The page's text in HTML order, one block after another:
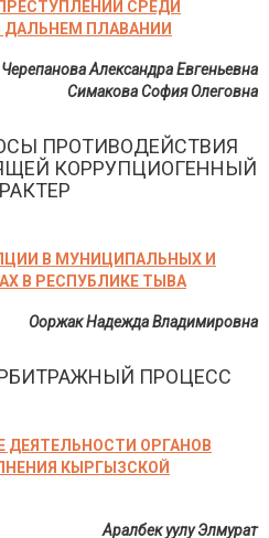
СРЕДИ
ПЛАВАНИИ
Черепанова Александра Евгеньевна
Симакова София Олеговна
ПРОТИВОДЕЙСТВИЯ
КОРРУПЦИОГЕННЫЙ
В МУНИЦИПАЛЬНЫХ И
В РЕСПУБЛИКЕ ТЫВА
Ооржак Надежда Владимировна
ПРОЦЕСС
ДЕЯТЕЛЬНОСТИ ОРГАНОВ
КЫРГЫЗСКОЙ
Аралбек уулу Элмурат